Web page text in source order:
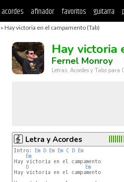
acordes afinador favoritos guitarra
» Hay victoria en el campamento (Tab)
Hay victoria
Fernel Monroy
Letras, Acordes y Tabs
Letra y Acordes
Intro: Em D Em Em C D Em
Em
Hay victoria en el campamento
D
Em
Hay victoria en el campamento